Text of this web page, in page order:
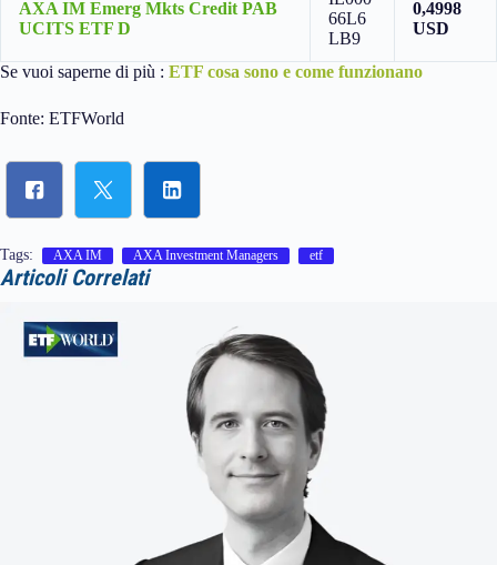
AXA IM Emerg Mkts Credit PAB
UCITS ETF D
66L6
LB9
0,4998
USD
Se vuoi saperne di più : ETF cosa sono e come funzionano
Fonte: ETFWorld
Tags: AXA IM AXA Investment Managers etf
Articoli Correlati